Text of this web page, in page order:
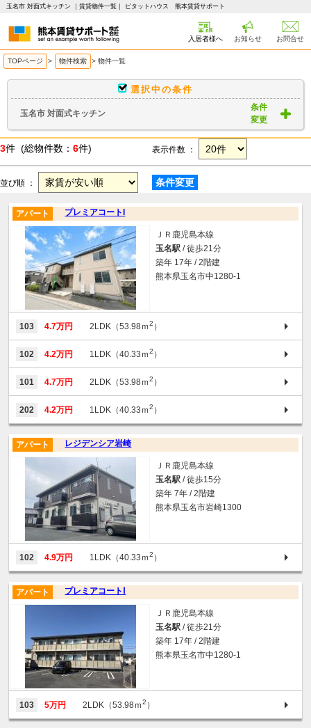
玉名市 対面式キッチン ｜賃貸物件一覧｜ ピタットハウス 熊本賃貸サポート
入居者様へ お知らせ お問合せ
TOPページ > 物件検索 > 物件一覧
選択中の条件
玉名市 対面式キッチン
条件
変更
3件 (総物件数： 6件) 表示件数 ：
並び順 ： 条件変更
プレミアコートI
アパート
ＪＲ鹿児島本線
玉名駅 / 徒歩21分
築年 17年 / 2階建
熊本県玉名市中1280-1
103 4.7万円 2LDK（53.98ｍ2 ）
102 4.2万円 1LDK（40.33ｍ2 ）
101 4.7万円 2LDK（53.98ｍ2 ）
202 4.2万円 1LDK（40.33ｍ2 ）
レジデンシア岩崎
アパート
ＪＲ鹿児島本線
玉名駅 / 徒歩15分
築年 7年 / 2階建
熊本県玉名市岩崎1300
102 4.9万円 1LDK（40.33ｍ2 ）
プレミアコートⅠ
アパート
ＪＲ鹿児島本線
玉名駅 / 徒歩21分
築年 17年 / 2階建
熊本県玉名市中1280-1
103 5万円 2LDK（53.98ｍ2 ）